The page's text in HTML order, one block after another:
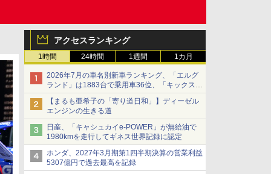
アクセスランキング
1時間 24時間 1週間 1カ月
2026年7月の車名別新車ランキング、「エルグ
ランド」は1883台で乗用車36位、「キックス」
は2591台で27位に
【まるも亜希子の「寄り道日和」】ディーゼル
エンジンの生きる道
日産、「キャシュカイe-POWER」が無給油で
1980kmを走行してギネス世界記録に認定
ホンダ、2027年3月期第1四半期決算の営業利益
5307億円で過去最高を記録